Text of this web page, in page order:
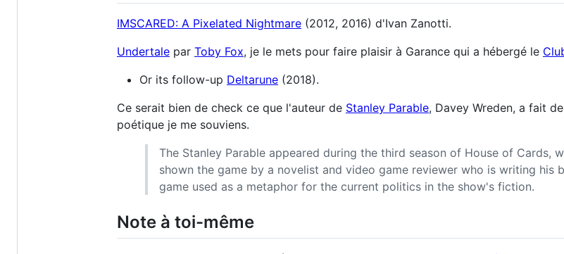
IMSCARED: A Pixelated Nightmare (2012, 2016) d'Ivan Zanotti.
Undertale par Toby Fox, je le mets pour faire plaisir à Garance qui a hébergé le
Or its follow-up Deltarune (2018).
Ce serait bien de check ce que l'auteur de Stanley Parable, Davey Wreden, a fait
poétique je me souviens.
The Stanley Parable appeared during the third season of House of Cards,
shown the game by a novelist and video game reviewer who is writing his
game used as a metaphor for the current politics in the show's fiction.
Note à toi-même